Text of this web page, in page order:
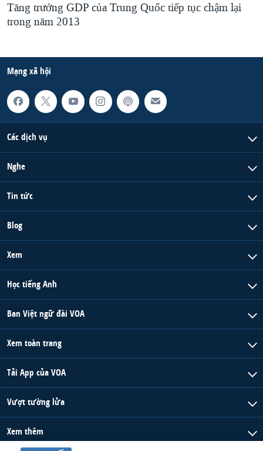
Tăng trưởng GDP của Trung Quốc tiếp tục chậm lại
trong năm 2013
Mạng xã hội
Các dịch vụ
Nghe
Tin tức
Blog
Xem
Học tiếng Anh
Ban Việt ngữ đài VOA
Xem toàn trang
Tải App của VOA
Vượt tường lửa
Xem thêm